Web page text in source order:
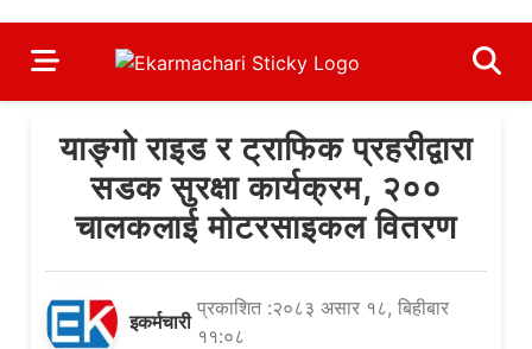
याङ्गो राइड र ट्राफिक प्रहरीद्वारा
सडक सुरक्षा कार्यक्रम, २००
चालकलाई मोटरसाइकल वितरण
इकर्मचारी
प्रकाशित :२०८३ असार १८, बिहीबार
११:०८